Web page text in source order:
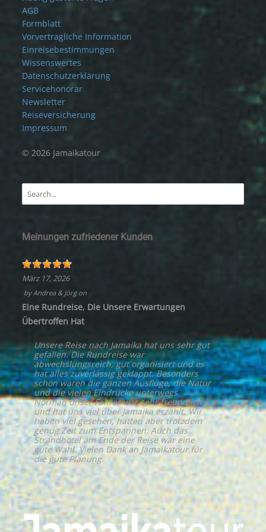
AGB
Formblatt
Vorvertragliche Information
Einreisebestimmungen
Wissenswertes
Datenschutzerklärung
Servicehonorar
Newsletter
Reiseversicherung
Impressum
© 2026 Jamaikatour
Meinungen zufriedener Kunden
März 17, 2026
by Andrea & Jörgon
Eine Rundreise, Die Unsere Erwartungen
Übertroffen Hat
Unsere Reise nach Jamaika hat uns sehr gut
gefallen. Die Rundreise war
abwechslungsreich, gut organisiert und es
hat alles zuverlässig geklappt. Besonders
schön waren die ganzen Ausflüge, die Natur
und die vielen Eindrücke unterwegs.
Norman unser Fahrer war sehr freundlich
und hat uns viel über Jamaika erzählt. Wir
haben viel gesehen, hatten aber trotzdem
genug Zeit zum Entspannen. Auch das
Strandhotel am Ende der Reise war eine
gute Wahl. Vielen Dank an Jamaikatour für
die gute Planung.